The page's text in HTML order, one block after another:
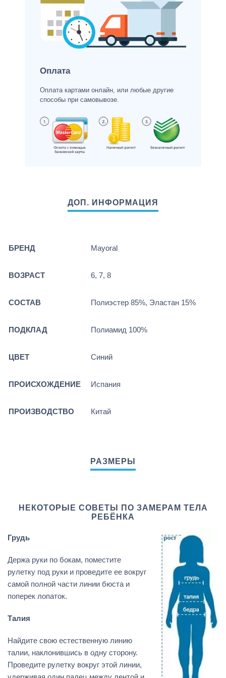
Оплата
Оплата картами онлайн, или любые другие
способы при самовывозе.
БРЕНД Mayoral
ВОЗРАСТ 6, 7, 8
СОСТАВ Полиэстер 85%, Эластан 15%
ПОДКЛАД Полиамид 100%
ЦВЕТ Синий
ПРОИСХОЖДЕНИЕ Испания
ПРОИЗВОДСТВО Китай
НЕКОТОРЫЕ СОВЕТЫ ПО ЗАМЕРАМ ТЕЛА
РЕБЁНКА
Грудь
Держа руки по бокам, поместите
рулетку под руки и проведите ее вокруг
самой полной части линии бюста и
поперек лопаток.
Талия
Найдите свою естественную линию
талии, наклонившись в одну сторону.
Проведите рулетку вокруг этой линии,